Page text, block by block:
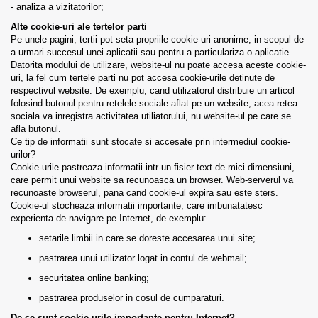
- analiza a vizitatorilor;
Alte cookie-uri ale tertelor parti
Pe unele pagini, tertii pot seta propriile cookie-uri anonime, in scopul de
a urmari succesul unei aplicatii sau pentru a particulariza o aplicatie.
Datorita modului de utilizare, website-ul nu poate accesa aceste cookie-
uri, la fel cum tertele parti nu pot accesa cookie-urile detinute de
respectivul website. De exemplu, cand utilizatorul distribuie un articol
folosind butonul pentru retelele sociale aflat pe un website, acea retea
sociala va inregistra activitatea utiliatorului, nu website-ul pe care se
afla butonul.
Ce tip de informatii sunt stocate si accesate prin intermediul cookie-
urilor?
Cookie-urile pastreaza informatii intr-un fisier text de mici dimensiuni,
care permit unui website sa recunoasca un browser. Web-serverul va
recunoaste browserul, pana cand cookie-ul expira sau este sters.
Cookie-ul stocheaza informatii importante, care imbunatatesc
experienta de navigare pe Internet, de exemplu:
setarile limbii in care se doreste accesarea unui site;
pastrarea unui utilizator logat in contul de webmail;
securitatea online banking;
pastrarea produselor in cosul de cumparaturi.